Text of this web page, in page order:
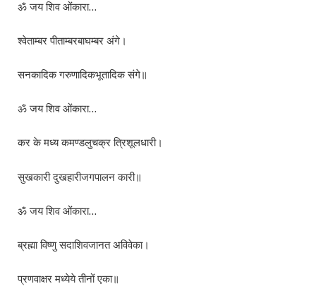
ॐ जय शिव ओंकारा…
श्वेताम्बर पीताम्बरबाघम्बर अंगे।
सनकादिक गरुणादिकभूतादिक संगे॥
ॐ जय शिव ओंकारा…
कर के मध्य कमण्डलुचक्र त्रिशूलधारी।
सुखकारी दुखहारीजगपालन कारी॥
ॐ जय शिव ओंकारा…
ब्रह्मा विष्णु सदाशिवजानत अविवेका।
प्रणवाक्षर मध्येये तीनों एका॥